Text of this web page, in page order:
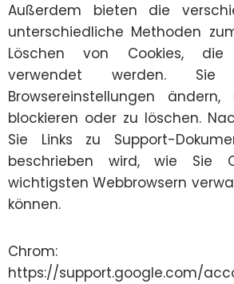
Außerdem bieten die
unterschiedliche Methoden
Löschen von Cookies,
verwendet werden.
Browsereinstellungen
blockieren oder zu löschen.
Sie Links zu Support-
beschrieben wird, wie Sie
wichtigsten Webbrowsern
können.
Chrom:
https://support.google.com/